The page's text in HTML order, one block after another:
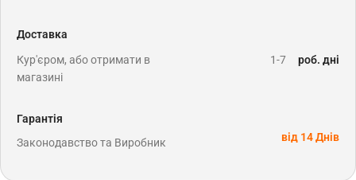
Доставка
Кур'єром, або отримати в
магазині
1-7 роб. дні
Гарантія
Законодавство та Виробник
від 14 Днів